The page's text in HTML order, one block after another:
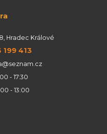
Hradec Králové
413
- 17:30
- 13:00